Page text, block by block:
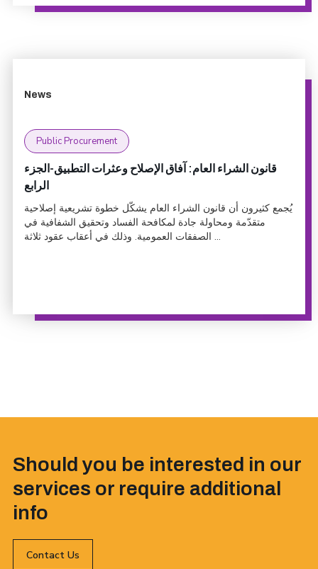
News
Public Procurement
قانون الشراء العام: آفاق الإصلاح وعثرات التطبيق-الجزء
الرابع
يُجمع كثيرون أن قانون الشراء العام يشكّل خطوة تشريعية إصلاحية
متقدّمة ومحاولة جادة لمكافحة الفساد وتحقيق الشفافية في
الصفقات العمومية. وذلك في أعقاب عقود ثلاثة ...
Should you be interested in our
services or require additional
info
Contact Us